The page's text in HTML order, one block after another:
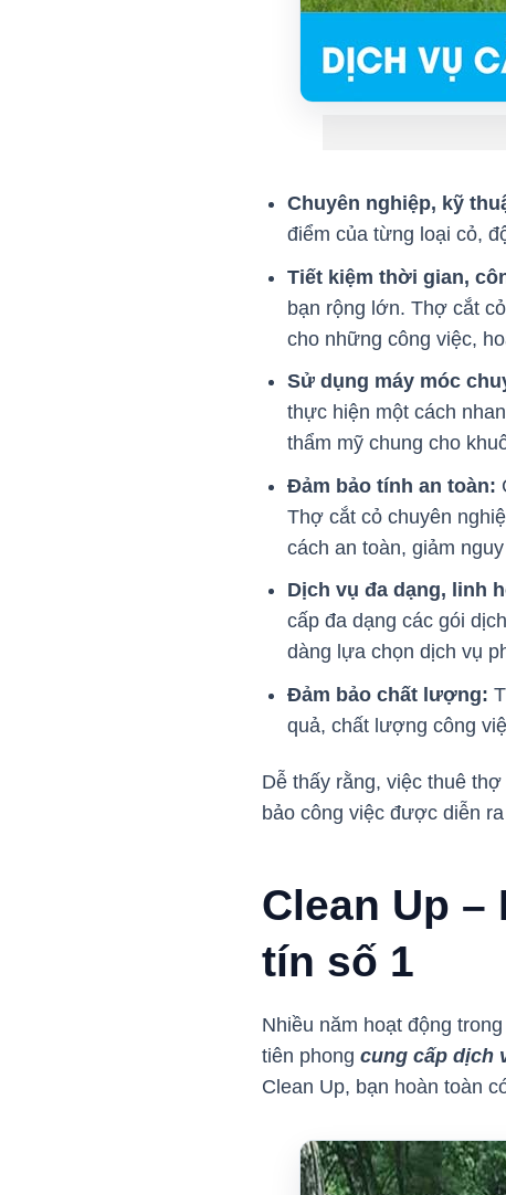
Chuyên nghiệp, kỹ
điểm của từng loại cỏ,
Tiết kiệm thời gian,
bạn rộng lớn. Thợ cắt
cho những công việc,
Sử dụng máy móc
thực hiện một cách
thẩm mỹ chung cho
Đảm bảo tính an toàn:
Thợ cắt cỏ chuyên
cách an toàn, giảm
Dịch vụ đa dạng, linh
cấp đa dạng các gói
dàng lựa chọn dịch vụ
Đảm bảo chất lượng:
quả, chất lượng công
Dễ thấy rằng, việc thuê
bảo công việc được diễn
Clean Up
tín số 1
Nhiều năm hoạt động
tiên phong cung cấp dịch
Clean Up, bạn hoàn toàn